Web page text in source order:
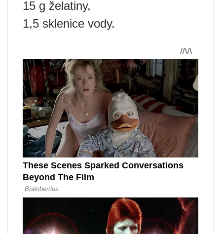
15 g želatiny,
1,5 sklenice vody.